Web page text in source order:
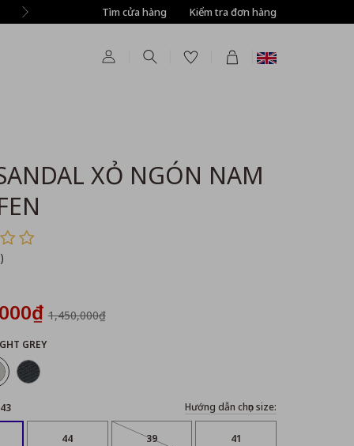
Tự động giảm thêm 8% tất cả sản phẩm ở bước
Tìm cửa hàng Kiểm tra đơn hàng
XỎ NGÓN NAM
1,450,000₫
GREY
43 Hướng dẫn chọn size:
44 39 41